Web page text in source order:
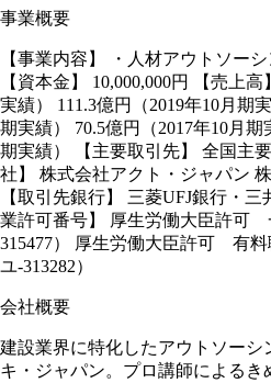
事業概要
【事業内容】 ・人材アウトソー
【資本金】 10,000,000円 【売上
実績） 111.3億円（2019年10月期
期実績） 70.5億円（2017年10月期
期実績） 【主要取引先】 全国主
社】 株式会社アクト・ジャパン
【取引先銀行】 三菱UFJ銀行・
業許可番号】 厚生労働大臣許可
315477） 厚生労働大臣許可 有料
ユ-313282）
会社概要
建設業界に特化したアウトソー
キ・ジャパン。プロ講師による